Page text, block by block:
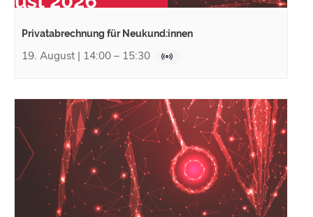
Privatabrechnung für Neukund:innen
19. August | 14:00 – 15:30